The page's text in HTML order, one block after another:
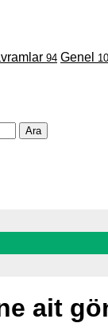
94 Genel
Ara
ait